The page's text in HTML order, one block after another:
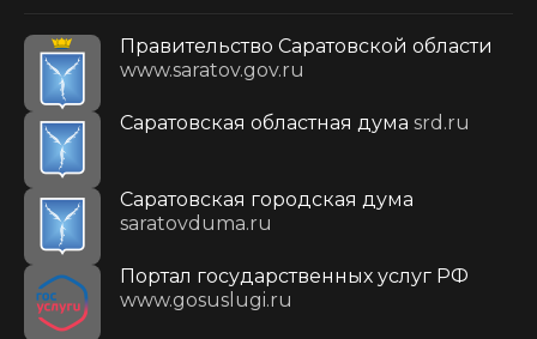
Правительство Саратовской области
www.saratov.gov.ru
Саратовская областная дума srd.ru
Саратовская городская дума
saratovduma.ru
Портал государственных услуг РФ
www.gosuslugi.ru